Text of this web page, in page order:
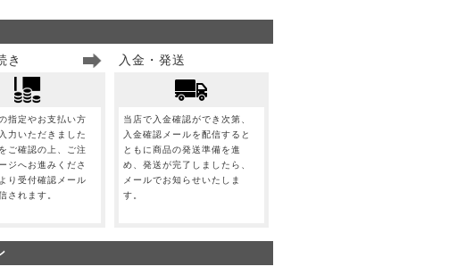
き
指定やお支払い方
力いただきました
ご確認の上、ご注
ジへお進みくださ
り受付確認メール
されます。
入金・発送
当店で入金確認ができ次第、
入金確認メールを配信すると
ともに商品の発送準備を進
め、発送が完了しましたら、
メールでお知らせいたしま
す。